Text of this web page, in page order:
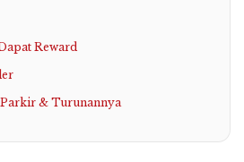
Reward
& Turunannya